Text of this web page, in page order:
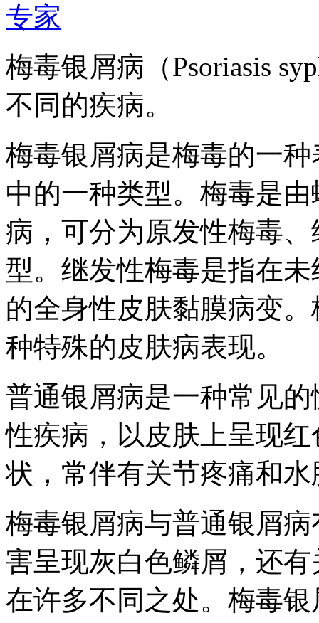
专家
梅毒银屑病（Psoriasis
不同的疾病。
梅毒银屑病是梅毒的一
中的一种类型。梅毒是
病，可分为原发性梅毒
型。继发性梅毒是指在
的全身性皮肤黏膜病变
种特殊的皮肤病表现。
普通银屑病是一种常见
性疾病，以皮肤上呈现
状，常伴有关节疼痛和
梅毒银屑病与普通银屑
害呈现灰白色鳞屑，还
在许多不同之处。梅毒